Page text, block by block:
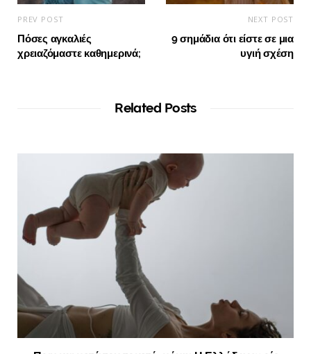
PREV POST
Πόσες αγκαλιές
χρειαζόμαστε καθημερινά;
NEXT POST
9 σημάδια ότι είστε σε μια
υγιή σχέση
Related Posts